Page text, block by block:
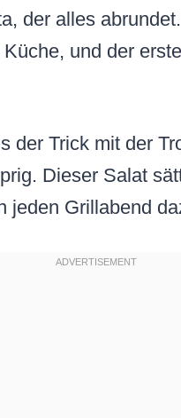
der alles
und der
der Trick mit der
Dieser Salat
jeden Grillabend